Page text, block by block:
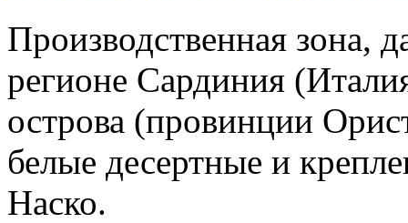
Производственная зона,
регионе Сардиния
острова (провинции
белые десертные и
Наско.